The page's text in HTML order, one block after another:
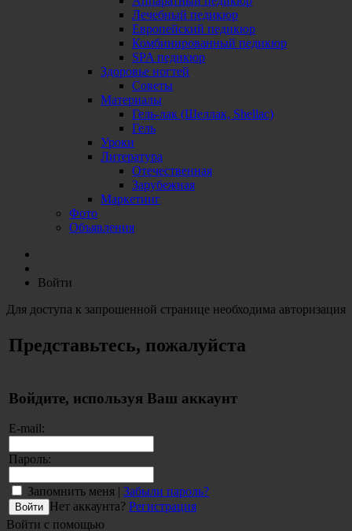
Лечебный педикюр
Европейский педикюр
Комбинированный педикюр
SPA педикюр
Здоровье ногтей
Советы
Материалы
Гель-лак (Шеллак, Shellac)
Гель
Уроки
Литература
Отечественная
Зарубежная
Маркетинг
Фото
Объявления
Войти
Для доступа к запрошенной странице необходима авторизация
Представьтесь, пожалуйста
Войдите, используя Ваш аккаунт
E-mail:
Пароль:
Запомнить меня | Забыли пароль?
Нет аккаунта? Регистрация
Войти с помощью